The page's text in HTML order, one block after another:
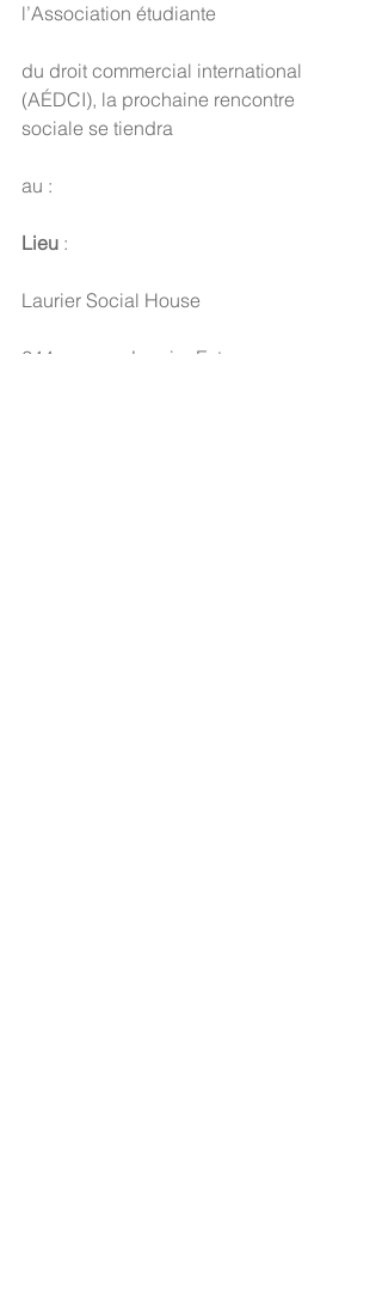
l’Association étudiante
du droit commercial international
(AÉDCI), la prochaine rencontre
sociale se tiendra
au :
Lieu :
Laurier Social House
244, avenue Laurier Est